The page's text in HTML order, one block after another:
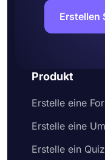
Erstellen
Produkt
Erstelle eine
Erstelle eine
Erstelle ein Quiz